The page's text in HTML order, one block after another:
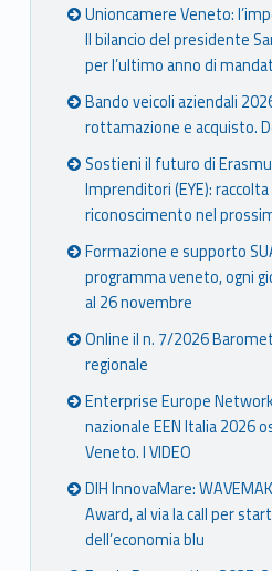
Unioncamere Veneto:
Il bilancio del presidente
per l’ultimo anno di
Bando veicoli aziendali
rottamazione e acquisto.
Sostieni il futuro di
Imprenditori (EYE):
riconoscimento nel
Formazione e supporto
programma veneto, ogni
al 26 novembre
Online il n. 7/2026
regionale
Enterprise Europe
nazionale EEN Italia 2026
Veneto. I VIDEO
DIH InnovaMare:
Award, al via la call per
dell’economia blu